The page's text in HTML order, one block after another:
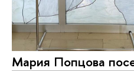
Мария Попцова